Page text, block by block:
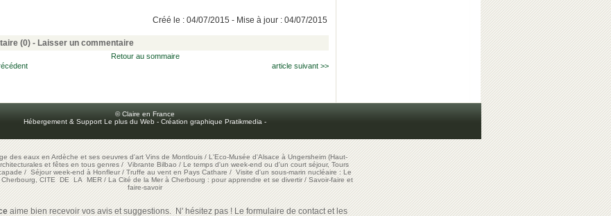
Créé le : 04/07/2015 - Mise à jour : 04/07/2015
(0) - Laisser un commentaire
Retour au sommaire
article suivant >>
© Claire en France
Hébergement & Support Le plus du Web - Création graphique Pratikmedia -
des eaux en Ardèche et ses oeuvres d'art Vins de Montlouis/L'Eco-Musée d'Alsace à Ungersheim (Haut-
et fêtes en tous genres/Vibrante Bilbao/Le temps d'un week-end ou d'un court séjour, Tours
/Séjour week-end à Honfleur/Truffe au vent en Pays Cathare/Visite d'un sous-marin nucléaire : Le
Cherbourg, CITE DE LA MER/La Cité de la Mer à Cherbourg : pour apprendre et se divertir/Savoir-faire et
faire-savoir
aime bien recevoir vos avis et suggestions. N' hésitez pas ! Le formulaire de contact et les